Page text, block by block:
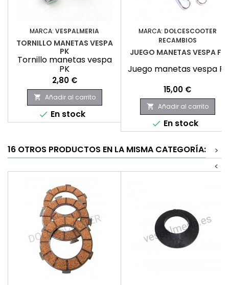
MARCA: VESPALMERIA
TORNILLO MANETAS VESPA
PK
Tornillo manetas vespa
PK
Precio
2,80 €
 Añadir al carrito
 En stock
MARCA: DOLCESCOOTER
RECAMBIOS
JUEGO MANETAS VESPA FL
Juego manetas vespa FL
Precio
15,00 €
 Añadir al carrito
 En stock
16 OTROS PRODUCTOS EN LA MISMA CATEGORÍA:
>
<